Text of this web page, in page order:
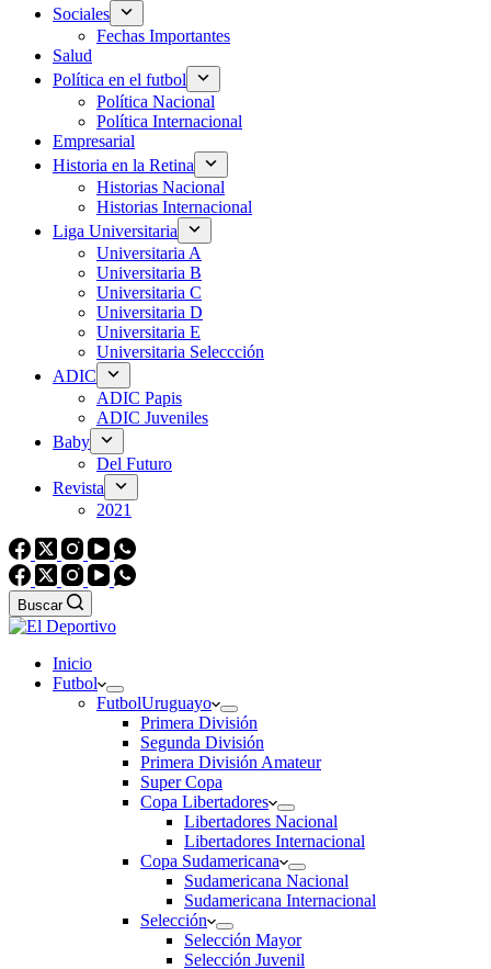
Sociales
Fechas Importantes
Salud
Política en el futbol
Política Nacional
Política Internacional
Empresarial
Historia en la Retina
Historias Nacional
Historias Internacional
Liga Universitaria
Universitaria A
Universitaria B
Universitaria C
Universitaria D
Universitaria E
Universitaria Seleccción
ADIC
ADIC Papis
ADIC Juveniles
Baby
Del Futuro
Revista
2021
Buscar
Inicio
Futbol
FutbolUruguayo
Primera División
Segunda División
Primera División Amateur
Super Copa
Copa Libertadores
Libertadores Nacional
Libertadores Internacional
Copa Sudamericana
Sudamericana Nacional
Sudamericana Internacional
Selección
Selección Mayor
Selección Juvenil